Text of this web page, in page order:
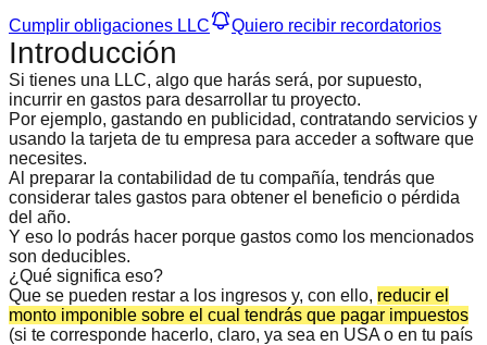
Cumplir obligaciones LLC Quiero recibir recordatorios
Introducción
Si tienes una LLC, algo que harás será, por supuesto,
incurrir en gastos para desarrollar tu proyecto.
Por ejemplo, gastando en publicidad, contratando servicios y
usando la tarjeta de tu empresa para acceder a software que
necesites.
Al preparar la contabilidad de tu compañía, tendrás que
considerar tales gastos para obtener el beneficio o pérdida
del año.
Y eso lo podrás hacer porque gastos como los mencionados
son deducibles.
¿Qué significa eso?
Que se pueden restar a los ingresos y, con ello, reducir el
monto imponible sobre el cual tendrás que pagar impuestos
(si te corresponde hacerlo, claro, ya sea en USA o en tu país